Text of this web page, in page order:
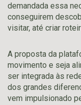
demandada essa
conseguirem
visitar, até criar
A proposta da
movimento e seja
ser integrada às
dos grandes
vem impulsionado